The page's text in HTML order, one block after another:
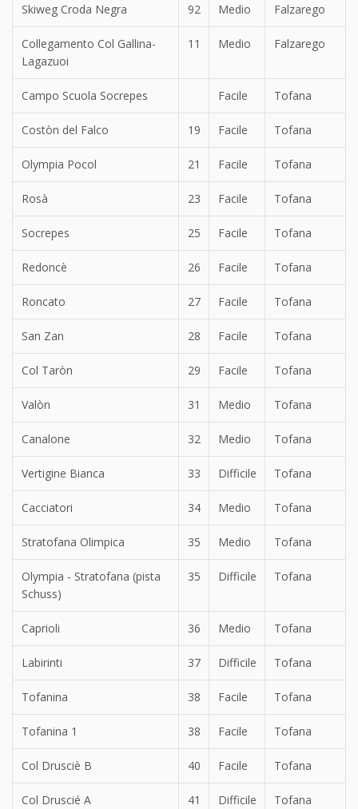
Skiweg Croda Negra 92 Medio Falzarego
Collegamento Col Gallina-
Lagazuoi
11 Medio Falzarego
Campo Scuola Socrepes Facile Tofana
Costòn del Falco 19 Facile Tofana
Olympia Pocol 21 Facile Tofana
Rosà 23 Facile Tofana
Socrepes 25 Facile Tofana
Redoncè 26 Facile Tofana
Roncato 27 Facile Tofana
San Zan 28 Facile Tofana
Col Taròn 29 Facile Tofana
Valòn 31 Medio Tofana
Canalone 32 Medio Tofana
Vertigine Bianca 33 Difficile Tofana
Cacciatori 34 Medio Tofana
Stratofana Olimpica 35 Medio Tofana
Olympia - Stratofana (pista
Schuss)
35 Difficile Tofana
Caprioli 36 Medio Tofana
Labirinti 37 Difficile Tofana
Tofanina 38 Facile Tofana
Tofanina 1 38 Facile Tofana
Col Drusciè B 40 Facile Tofana
Col Druscié A 41 Difficile Tofana